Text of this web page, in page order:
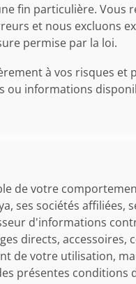
fin particulière. Vous
et nous excluons
permise par la loi.
à vos risques et
ou informations
de votre
ses sociétés affiliées,
d'informations
directs, accessoires,
de votre utilisation,
présentes conditions